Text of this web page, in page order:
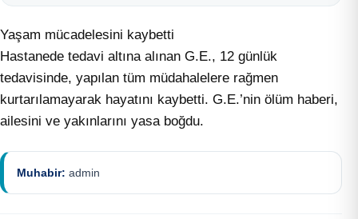
Yaşam mücadelesini kaybetti
Hastanede tedavi altına alınan G.E., 12 günlük
tedavisinde, yapılan tüm müdahalelere rağmen
kurtarılamayarak hayatını kaybetti. G.E.’nin ölüm haberi,
ailesini ve yakınlarını yasa boğdu.
Muhabir: admin